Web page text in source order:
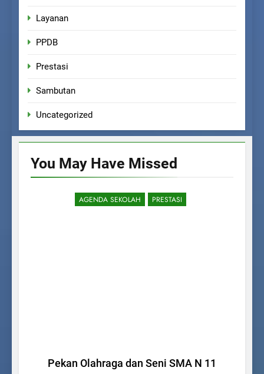
Layanan
PPDB
Prestasi
Sambutan
Uncategorized
You May Have Missed
AGENDA SEKOLAH PRESTASI
Pekan Olahraga dan Seni SMA N 11